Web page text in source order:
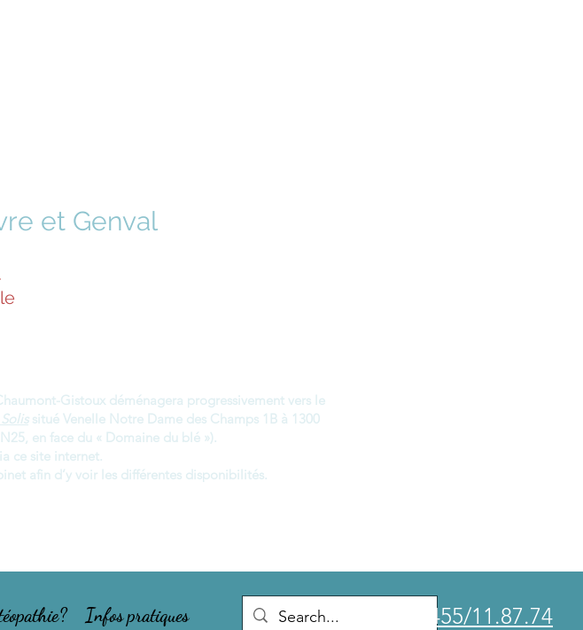
et Genval
Gistoux déménagera progressivement vers le
situé Venelle Notre Dame des Champs 1B à 1300
en face du « Domaine du blé »).
ce site internet.
afin d’y voir les différentes disponibilités.
Infos pratiques 0455/11.87.74